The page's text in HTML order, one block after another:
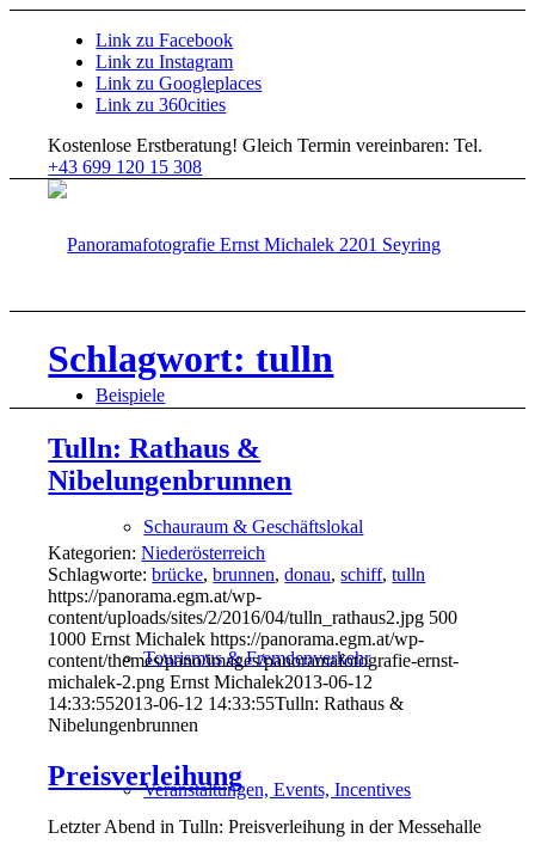
Link zu Facebook
Link zu Instagram
Link zu Googleplaces
Link zu 360cities
Kostenlose Erstberatung! Gleich Termin vereinbaren: Tel.
+43 699 120 15 308
Beispiele
Schauraum & Geschäftslokal
Tourismus & Fremdenverkehr
Veranstaltungen, Events, Incentives
Schlagwort: tulln
Tulln: Rathaus &
Nibelungenbrunnen
Kategorien:Niederösterreich
Schlagworte:brücke,brunnen,donau,schiff,tulln
https://panorama.egm.at/wp-
content/uploads/sites/2/2016/04/tulln_rathaus2.jpg 500
1000 Ernst Michalek https://panorama.egm.at/wp-
content/themes/pano/images/panoramafotografie-ernst-
michalek-2.png Ernst Michalek2013-06-12
14:33:552013-06-12 14:33:55Tulln: Rathaus &
Nibelungenbrunnen
Preisverleihung
Letzter Abend in Tulln: Preisverleihung in der Messehalle